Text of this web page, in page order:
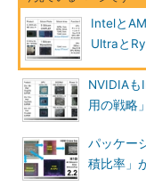
Intelと
Ultraと
NVIDIA
用の戦略
パッケー
積比率」